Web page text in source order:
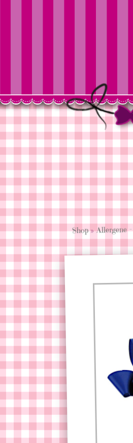
Shop»Allergene